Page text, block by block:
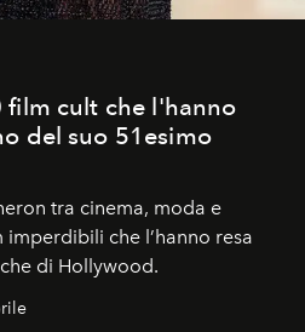
film cult che l'hanno
del suo 51esimo
tra cinema, moda e
che l’hanno resa
di Hollywood.